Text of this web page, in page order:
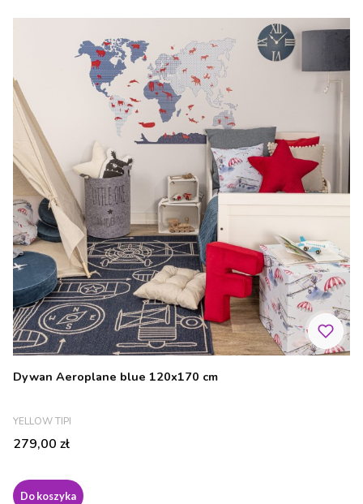
Dywan Aeroplane blue 120x170 cm
PRODUCENT
YELLOW TIPI
Cena
279,00 zł
Do koszyka